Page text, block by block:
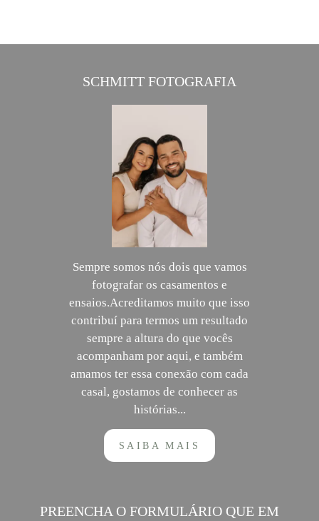
SCHMITT FOTOGRAFIA
Sempre somos nós dois que vamos
fotografar os casamentos e
ensaios.Acreditamos muito que isso
contribuí para termos um resultado
sempre a altura do que vocês
acompanham por aqui, e também
amamos ter essa conexão com cada
casal, gostamos de conhecer as
histórias...
SAIBA MAIS
PREENCHA O FORMULÁRIO QUE EM